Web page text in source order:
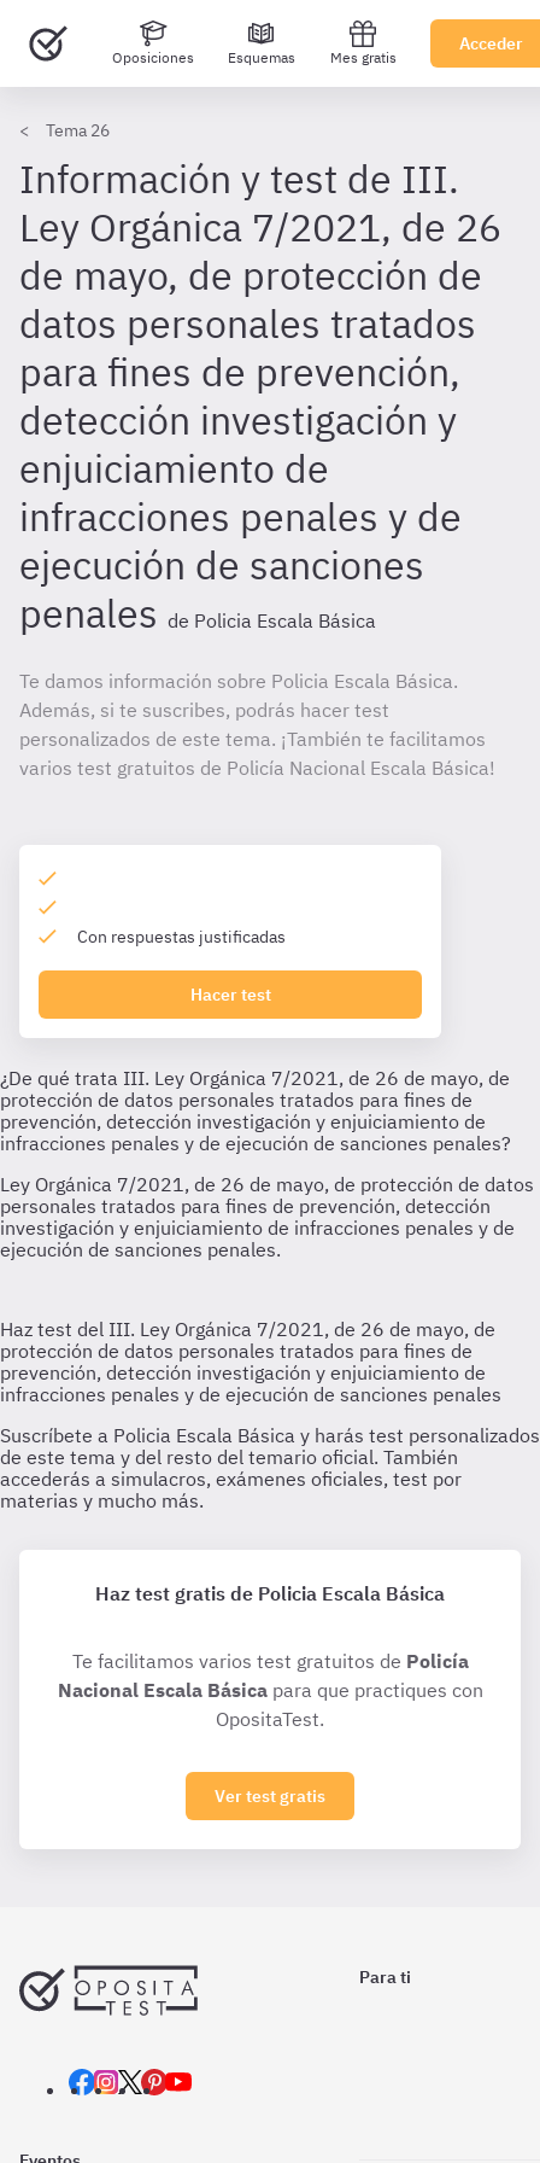
Oposiciones Esquemas Mes gratis
Acceder
Tema 26
Información y test de III.
Ley Orgánica 7/2021, de 26
de mayo, de protección de
datos personales tratados
para fines de prevención,
detección investigación y
enjuiciamiento de
infracciones penales y de
ejecución de sanciones
penales de Policia Escala Básica
Te damos información sobre Policia Escala Básica.
Además, si te suscribes, podrás hacer test
personalizados de este tema. ¡También te facilitamos
varios test gratuitos de Policía Nacional Escala Básica!
Con respuestas justificadas
Hacer test
Haz test gratis de Policia Escala Básica
Te facilitamos varios test gratuitos de Policía
Nacional Escala Básicapara que practiques con
OpositaTest.
Ver test gratis
Para ti